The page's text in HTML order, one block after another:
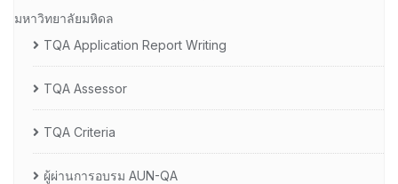
มหาวิทยาลัยมหิดล
TQA Application Report Writing
TQA Assessor
TQA Criteria
ผู้ผ่านการอบรม AUN-QA